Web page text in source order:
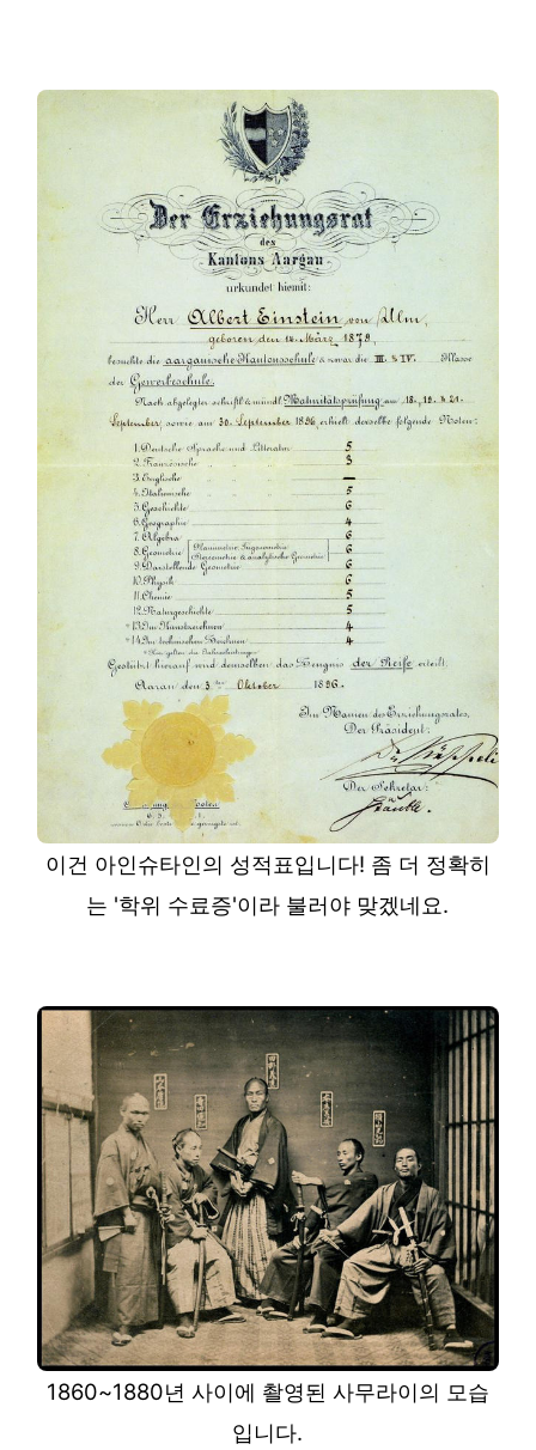
이건 아인슈타인의 성적표입니다! 좀 더 정확히
는 '학위 수료증'이라 불러야 맞겠네요.
1860~1880년 사이에 촬영된 사무라이의 모습
입니다.